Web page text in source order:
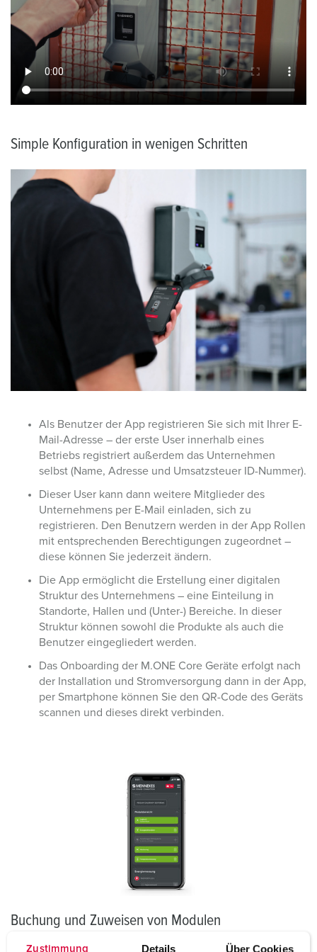
Zustimmung Details Über Cookies
Simple Konfiguration in wenigen Schritten
Als Benutzer der App registrieren Sie sich mit Ihrer E-
Mail-Adresse – der erste User innerhalb eines
Betriebs registriert außerdem das Unternehmen
selbst (Name, Adresse und Umsatzsteuer ID-Nummer).
Dieser User kann dann weitere Mitglieder des
Unternehmens per E-Mail einladen, sich zu
registrieren. Den Benutzern werden in der App Rollen
mit entsprechenden Berechtigungen zugeordnet –
diese können Sie jederzeit ändern.
Die App ermöglicht die Erstellung einer digitalen
Struktur des Unternehmens – eine Einteilung in
Standorte, Hallen und (Unter-) Bereiche. In dieser
Struktur können sowohl die Produkte als auch die
Benutzer eingegliedert werden.
Das Onboarding der M.ONE Core Geräte erfolgt nach
der Installation und Stromversorgung dann in der App,
per Smartphone können Sie den QR-Code des Geräts
scannen und dieses direkt verbinden.
Buchung und Zuweisen von Modulen